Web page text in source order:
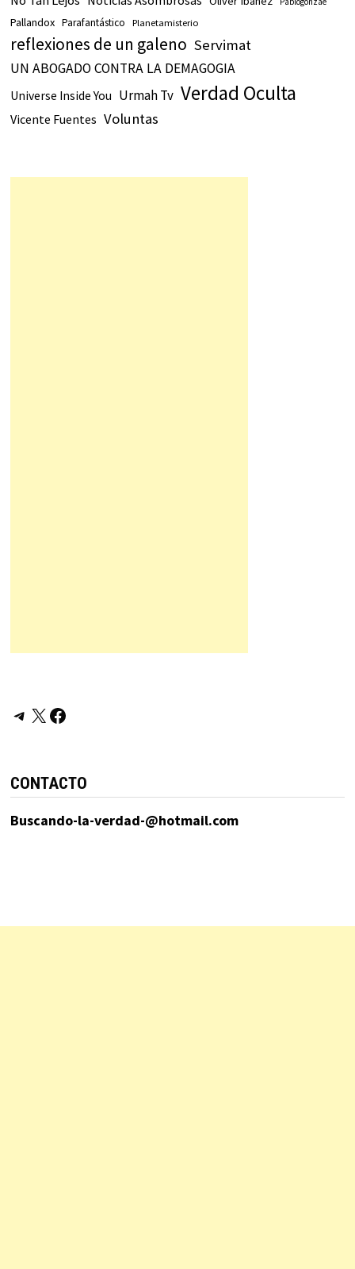
Pallandox Parafantástico Planetamisterio
reflexiones de un galeno Servimat
UN ABOGADO CONTRA LA DEMAGOGIA
Universe Inside You Urmah Tv Verdad Oculta
Vicente Fuentes Voluntas
Telegram
X Facebook
CONTACTO
Buscando-la-verdad-@hotmail.com